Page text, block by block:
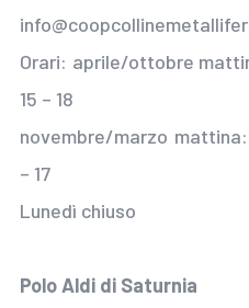
Orari: aprile/ottobre
15 – 18
novembre/marzo mattina:
– 17
Lunedì chiuso
Polo Aldi di Saturnia